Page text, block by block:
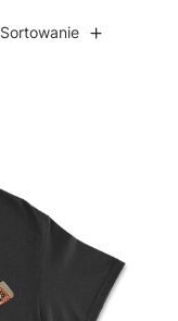
Sortowanie